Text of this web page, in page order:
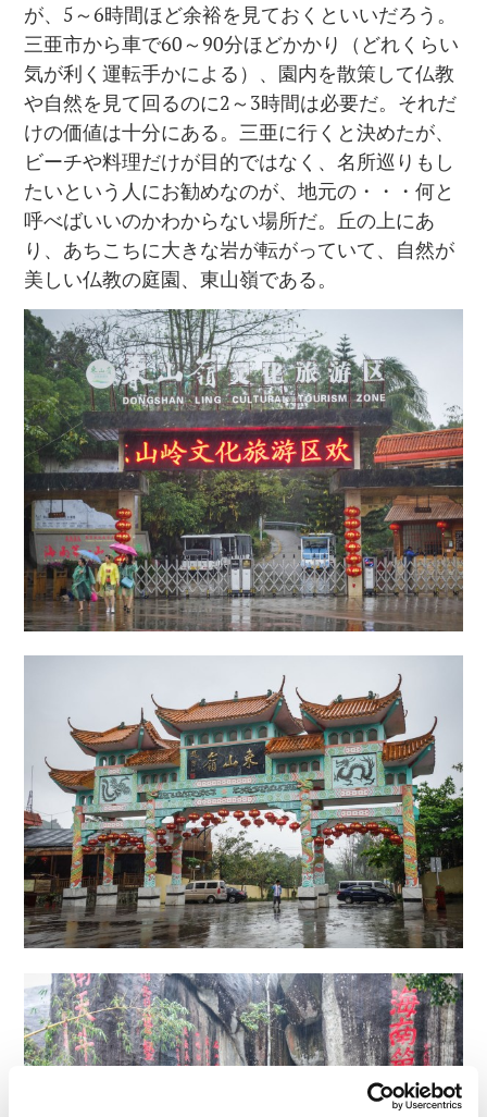
が、5～6時間ほど余裕を見ておくといいだろう。
三亜市から車で60～90分ほどかかり（どれくらい
気が利く運転手かによる）、園内を散策して仏教
や自然を見て回るのに2～3時間は必要だ。それだ
けの価値は十分にある。三亜に行くと決めたが、
ビーチや料理だけが目的ではなく、名所巡りもし
たいという人にお勧めなのが、地元の・・・何と
呼べばいいのかわからない場所だ。丘の上にあ
り、あちこちに大きな岩が転がっていて、自然が
美しい仏教の庭園、東山嶺である。